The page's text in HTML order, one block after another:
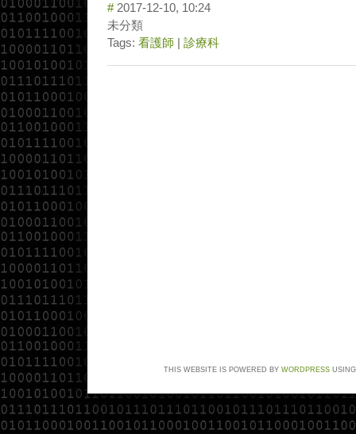
# 2017-12-10, 10:24
未分類
Tags: 看護師 | 診療科
THIS WEBSITE IS POWERED BY WORDPRESS